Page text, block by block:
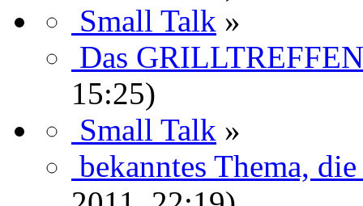
Small Talk »
Das
15:25)
Small Talk »
bekanntes Thema, die